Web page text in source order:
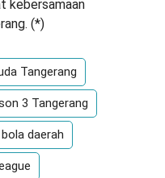
kebersamaan
(*)
Tangerang
3 Tangerang
daerah